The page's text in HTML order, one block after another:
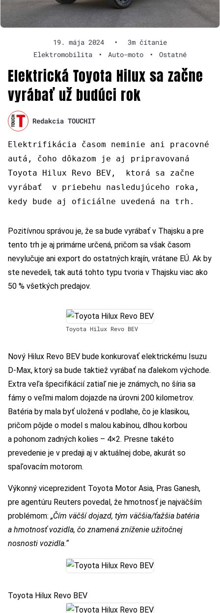
19. mája 2024 •
3m čítanie
Elektromobilita
• Auto-moto • Ostatné
Elektrická Toyota Hilux sa začne
vyrábať už budúci rok
Redakcia TOUCHIT
Elektrifikácia časom neminie ani pracovné
autá, čoho dôkazom je aj pripravovaná
Toyota Hilux Revo BEV, ktorá sa začne
vyrábať v priebehu nasledujúceho roka,
kedy bude aj oficiálne uvedená na trh.
Pozitívnou správou je, že sa bude vyrábať v Thajsku a pre
tento trh je aj primárne určená, pričom sa však časom
nevylučuje ani export do ostatných krajín, vrátane EÚ. Ak by
ste nevedeli, tak autá tohto typu tvoria v Thajsku viac ako
50 % všetkých predajov.
Toyota Hilux Revo BEV
Nový Hilux Revo BEV bude konkurovať elektrickému Isuzu
D-Max, ktorý sa bude taktiež vyrábať na ďalekom východe.
Extra veľa špecifikácií zatiaľ nie je známych, no šíria sa
fámy o veľmi malom dojazde na úrovni 200 kilometrov.
Batéria by mala byť uložená v podlahe, čo je klasikou,
pričom pôjde o model s malou kabínou, dlhou korbou
a pohonom zadných kolies – 4×2. Presne takéto
prevedenie je v predaji aj v aktuálnej dobe, akurát so
spaľovacím motorom.
Výkonný viceprezident Toyota Motor Asia, Pras Ganesh,
pre agentúru Reuters povedal, že hmotnosť je najväčším
problémom: „Čím väčší dojazd, tým väčšia/ťažšia batéria
a hmotnosť vozidla, čo znamená zníženie užitočnej
nosnosti vozidla.“
Toyota Hilux Revo BEV